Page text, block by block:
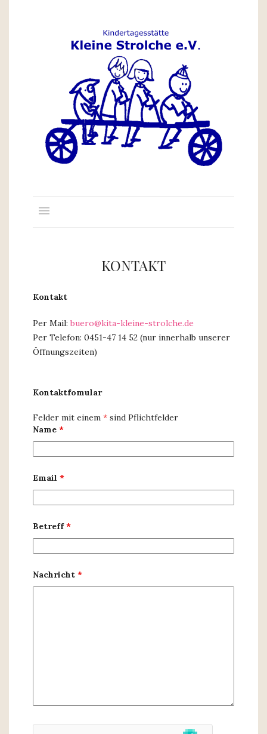
KONTAKT
Kontakt
Per Mail: buero@kita-kleine-strolche.de
Per Telefon: 0451-47 14 52 (nur innerhalb unserer
Öffnungszeiten)
Kontaktfomular
Felder mit einem * sind Pflichtfelder
Name *
Email *
Betreff*
Nachricht *